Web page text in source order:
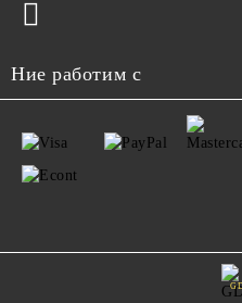
Ние работим с